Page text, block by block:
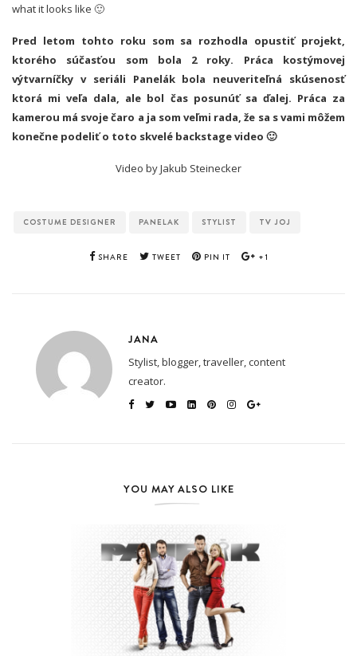
what it looks like 🙂
Pred letom tohto roku som sa rozhodla opustiť projekt,
ktorého súčasťou som bola 2 roky. Práca kostýmovej
výtvarníčky v seriáli Panelák bola neuveriteľná skúsenosť
ktorá mi veľa dala, ale bol čas posunúť sa ďalej. Práca za
kamerou má svoje čaro a ja som veľmi rada, že sa s vami môžem
konečne podeliť o toto skvelé backstage video 🙂
Video by Jakub Steinecker
COSTUME DESIGNER PANELAK STYLIST TV JOJ
SHARE TWEET PIN IT +1
JANA
Stylist, blogger, traveller, content
creator.
YOU MAY ALSO LIKE